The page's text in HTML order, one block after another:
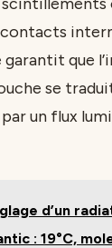
que
se
un flux
d’un
: 19°C,